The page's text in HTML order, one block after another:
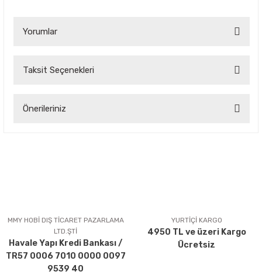
Yorumlar
Taksit Seçenekleri
Önerileriniz
Ürün açıklamasında eksik bilgiler bulunuyor.
Ürün bilgilerinde hatalar bulunuyor.
Ürün fiyatı diğer sitelerden daha pahalı.
Bu ürüne benzer farklı alternatifler olmalı.
MMY HOBİ DIŞ TİCARET PAZARLAMA
LTD.ŞTİ
Havale Yapı Kredi Bankası /
TR57 0006 7010 0000 0097
9539 40
YURTİÇİ KARGO
4950 TL ve üzeri Kargo
Ücretsiz